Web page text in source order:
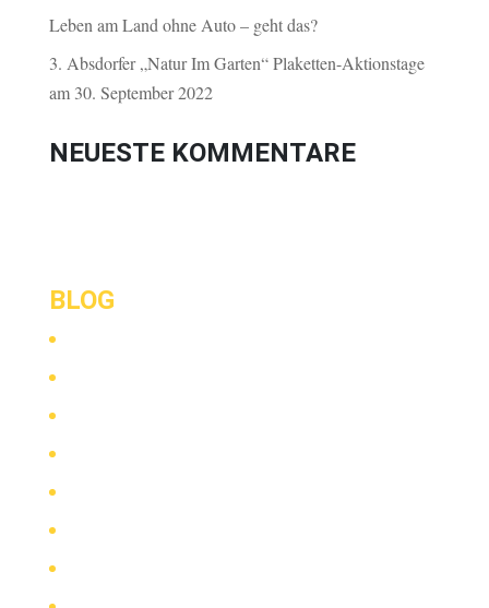
Leben am Land ohne Auto – geht das?
3. Absdorfer „Natur Im Garten“ Plaketten-Aktionstage
am 30. September 2022
NEUESTE KOMMENTARE
BLOG